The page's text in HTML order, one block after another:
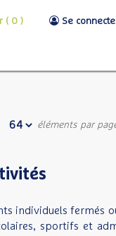
( 0 ) Se
éléments par
individuels fermés
sportifs et